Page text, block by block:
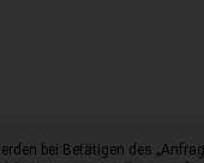
bei Betätigen des